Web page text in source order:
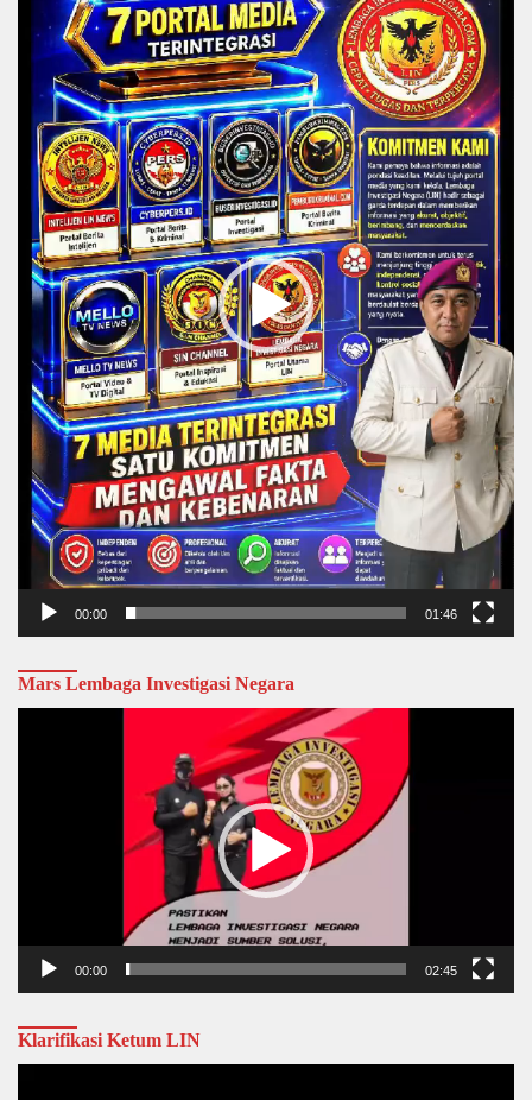
Player
00:00 01:46
Mars Lembaga Investigasi Negara
00:00 02:45
Klarifikasi Ketum LIN